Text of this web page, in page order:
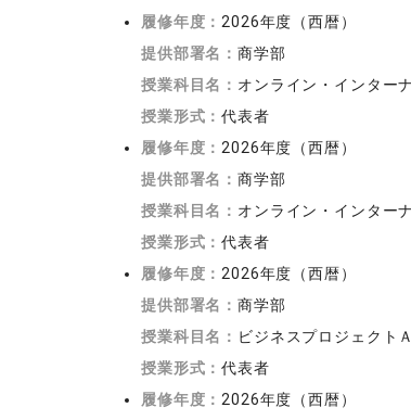
履修年度： 2026年度（西暦）
提供部署名：商学部
授業科目名： オンライン・インター
授業形式：代表者
履修年度： 2026年度（西暦）
提供部署名：商学部
授業科目名： オンライン・インター
授業形式：代表者
履修年度： 2026年度（西暦）
提供部署名：商学部
授業科目名： ビジネスプロジェクト
授業形式：代表者
履修年度： 2026年度（西暦）